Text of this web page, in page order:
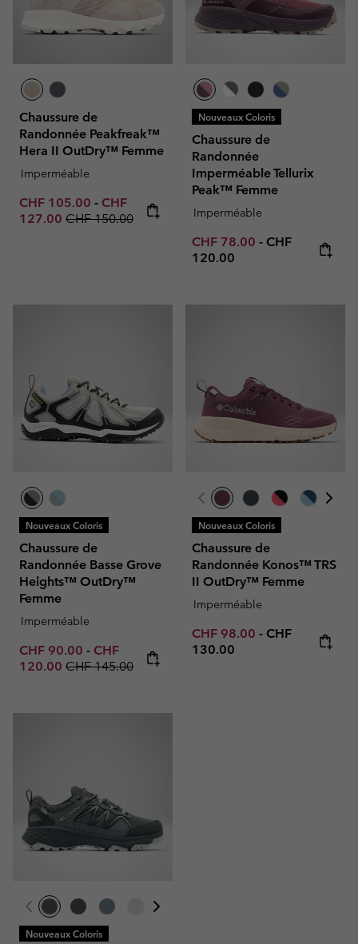
Chaussure de
Randonnée Peakfreak™
Hera II OutDry™ Femme
Imperméable
Minimum sale price:
CHF 105.00 - Maximum sale price:
CHF
127.00 Regular price:
CHF 150.00
Nouveaux Coloris
Chaussure de
Randonnée
Imperméable Tellurix
Peak™ Femme
Imperméable
Minimum sale price:
CHF 78.00 - Maximum
CHF
120.00
Nouveaux Coloris
Chaussure de
Randonnée Basse Grove
Heights™ OutDry™
Femme
Imperméable
Minimum sale price:
CHF 90.00 - Maximum sale price:
CHF
120.00 Regular price:
CHF 145.00
Nouveaux Coloris
Chaussure de
Randonnée Konos™ TRS
II OutDry™ Femme
Imperméable
Minimum sale price:
CHF 98.00 - Maximum
CHF
130.00
Nouveaux Coloris